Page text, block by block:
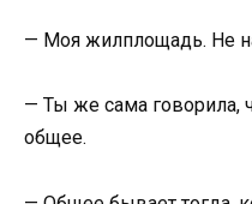
— Моя жилплощадь. Не
— Ты же сама говорила,
общее.